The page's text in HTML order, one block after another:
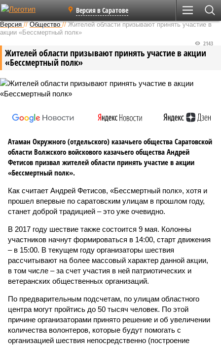
Версия в Саратове
Версия //Общество //Жителей области призывают принять участие в
акции «Бессмертный полк»
Жителей области призывают принять участие в акции
«Бессмертный полк»
2143
Атаман Окружного (отдельского) казачьего общества Саратовской
области Волжского войскового казачьего общества Андрей
Фетисов призвал жителей области принять участие в акции
«Бессмертный полк».
Как считает Андрей Фетисов, «Бессмертный полк», хотя и
прошел впервые по саратовским улицам в прошлом году,
станет доброй традицией – это уже очевидно.
В 2017 году шествие также состоится 9 мая. Колонны
участников начнут формироваться в 14:00, старт движения
– в 15:00. В текущем году организаторы шествия
рассчитывают на более массовый характер данной акции,
в том числе – за счет участия в ней патриотических и
ветеранских общественных организаций.
По предварительным подсчетам, по улицам областного
центра могут пройтись до 50 тысяч человек. По этой
причине организаторами принято решение и об увеличении
количества волонтеров, которые будут помогать с
организацией шествия непосредственно (построение